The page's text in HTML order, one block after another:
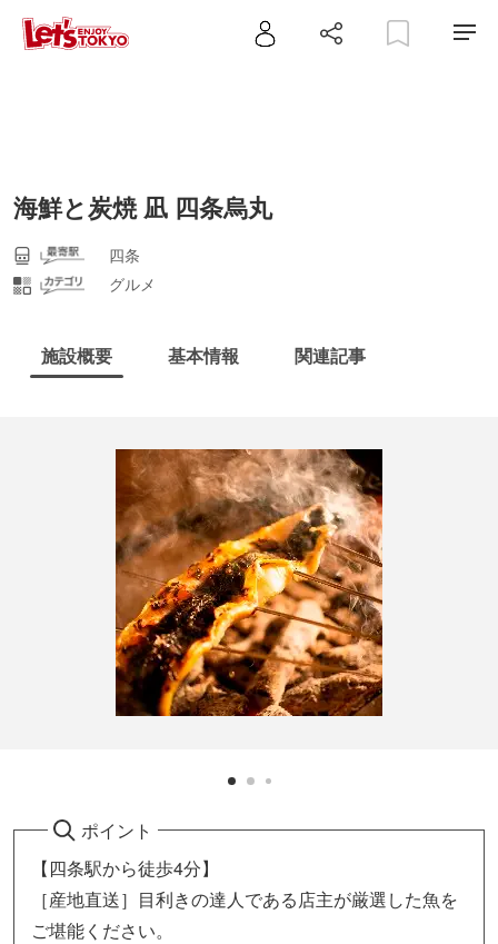
海鮮と炭焼 凪 四条烏丸
四条
グルメ
施設概要 基本情報 関連記事
ポイント
【四条駅から徒歩4分】
［産地直送］目利きの達人である店主が厳選した魚を
ご堪能ください。